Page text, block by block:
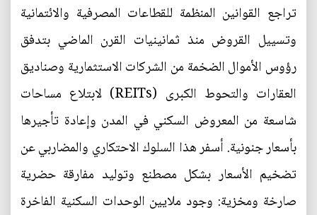
تراجع القوانين المنظمة للقطاعات المصرفية والائتمانية
وتسييل القروض منذ ثمانينيات القرن الماضي بتدفق
رؤوس الأموال الضخمة من الشركات الاستثمارية وصناديق
العقارات والتحوط الكبرى (REITs) لابتلاع مساحات
شاسعة من المعروض السكني في المدن وإعادة تأجيرها
بأسعار جنونية. أسفر هذا السلوك الاحتكاري والمضاربي عن
تضخيم الأسعار بشكل مصطنع وتوليد مفارقة حضرية
صارخة ومخزية: وجود ملايين الوحدات السكنية الفاخرة